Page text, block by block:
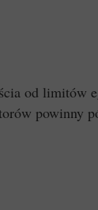
od limitów
powinny